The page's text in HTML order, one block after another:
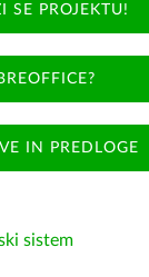
SE PROJEKTU!
IN PREDLOGE
sistem